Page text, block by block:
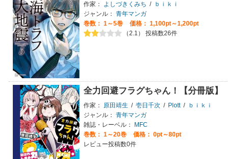
作家： よしづきくみち /
ｂｉｋｉ
ジャンル： 青年マンガ
巻数： 1～5巻
価格： 1,100pt～1,200pt
（2.1） 投稿数26件
全力回避フラグちゃん！【分冊版】
作家： 原田靖生 / 壱日千次 / Plott /
ｂｉｋｉ
ジャンル： 青年マンガ
雑誌・レーベル：
MFC
巻数： 1～20巻
価格： 0pt～80pt
レビュー投稿数0件